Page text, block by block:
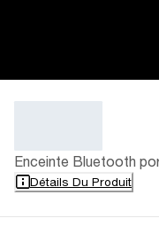
Enceinte Bluetooth
Détails Du Produit